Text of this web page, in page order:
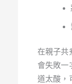
在親子共
會失敗一
道太酸，